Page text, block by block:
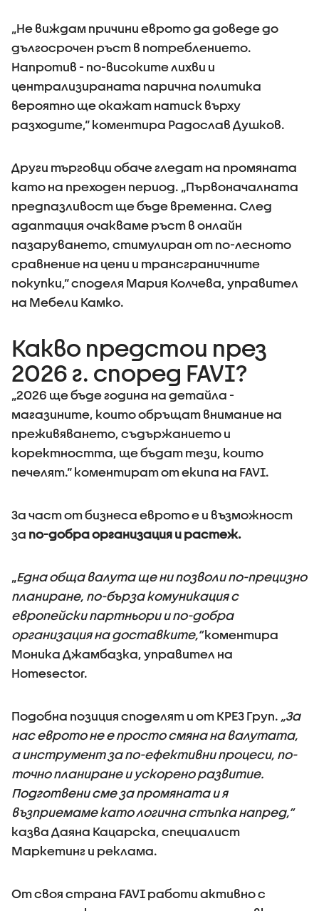
„Не виждам причини еврото да доведе до
дългосрочен ръст в потреблението.
Напротив - по-високите лихви и
централизираната парична политика
вероятно ще окажат натиск върху
разходите,“ коментира Радослав Душков.
Други търговци обаче гледат на промяната
като на преходен период. „Първоначалната
предпазливост ще бъде временна. След
адаптация очакваме ръст в онлайн
пазаруването, стимулиран от по-лесното
сравнение на цени и трансграничните
покупки,“ споделя Мария Колчева, управител
на Мебели Камко.
Какво предстои през
2026 г. според FAVI?
„2026 ще бъде година на детайла -
магазините, които обръщат внимание на
преживяването, съдържанието и
коректността, ще бъдат тези, които
печелят.“ коментират от екипа на FAVI.
За част от бизнеса еврото е и възможност
за по-добра организация и растеж.
„Една обща валута ще ни позволи по-прецизно
планиране, по-бърза комуникация с
европейски партньори и по-добра
организация на доставките,“коментира
Моника Джамбазка, управител на
Homesector.
Подобна позиция споделят и от КРЕЗ Груп. „За
нас еврото не е просто смяна на валутата,
а инструмент за по-ефективни процеси, по-
точно планиране и ускорено развитие.
Подготвени сме за промяната и я
възприемаме като логична стъпка напред,“
казва Даяна Кацарска, специалист
Маркетинг и реклама.
От своя страна FAVI работи активно с